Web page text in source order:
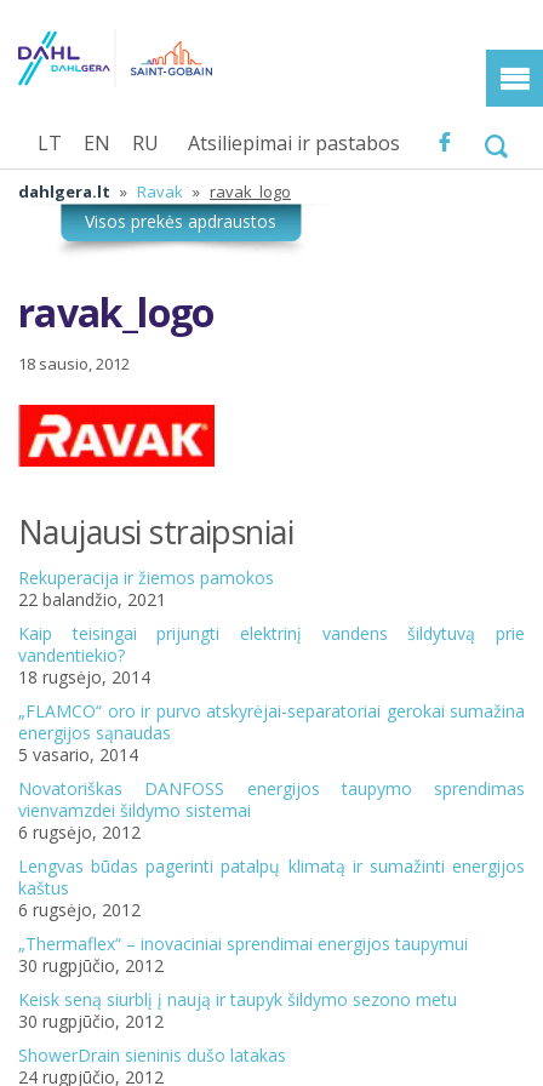
Atsiliepimai ir pastabos
LT EN RU
dahlgera.lt » Ravak » ravak_logo
ravak_logo
18 sausio, 2012
Naujausi straipsniai
Rekuperacija ir žiemos pamokos
22 balandžio, 2021
Kaip teisingai prijungti elektrinį vandens šildytuvą prie
vandentiekio?
18 rugsėjo, 2014
„FLAMCO“ oro ir purvo atskyrėjai-separatoriai gerokai sumažina
energijos sąnaudas
5 vasario, 2014
Novatoriškas DANFOSS energijos taupymo sprendimas
vienvamzdei šildymo sistemai
6 rugsėjo, 2012
Lengvas būdas pagerinti patalpų klimatą ir sumažinti energijos
kaštus
6 rugsėjo, 2012
„Thermaflex“ – inovaciniai sprendimai energijos taupymui
30 rugpjūčio, 2012
Keisk seną siurblį į naują ir taupyk šildymo sezono metu
30 rugpjūčio, 2012
ShowerDrain sieninis dušo latakas
24 rugpjūčio, 2012